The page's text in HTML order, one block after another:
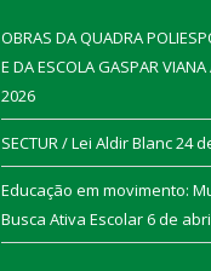
OBRAS DA QUADRA
E DA ESCOLA GASPAR
2026
SECTUR / Lei Aldir Blanc24
Educação em movimento:
Busca Ativa Escolar6 de